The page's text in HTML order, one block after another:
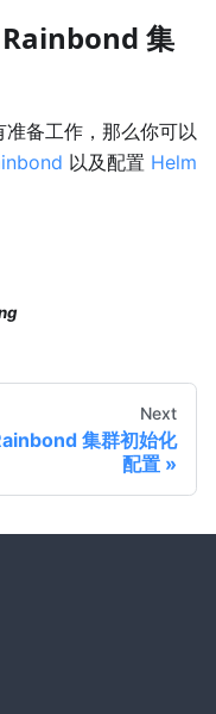
集
备工作，那么你可以
以及配置 Helm
Next
集群初始化
配置